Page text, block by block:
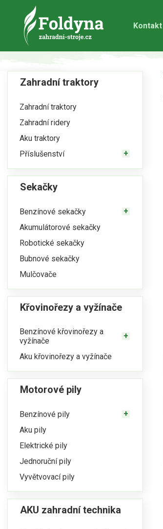
Kontakt
Zahradní traktory
Zahradní traktory
Zahradní ridery
Aku traktory
Příslušenství
Sekačky
Benzínové sekačky
Akumulátorové sekačky
Robotické sekačky
Bubnové sekačky
Mulčovače
Křovinořezy a vyžínače
Benzínové křovinořezy a
vyžínače
Aku křovinořezy a vyžínače
Motorové pily
Benzínové pily
Aku pily
Elektrické pily
Jednoruční pily
Vyvětvovací pily
AKU zahradní technika